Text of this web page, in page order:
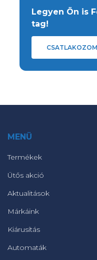
Legyen Ön is
tag!
CSATLAKOZOM
MENÜ
Termékek
Ütős akció
Aktualitások
Márkáink
Kiárusítás
Automaták